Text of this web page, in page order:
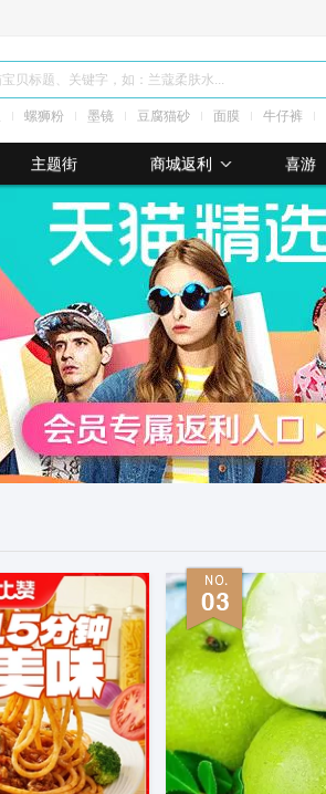
螺狮粉 墨镜 豆腐猫砂 面膜 牛仔裤
主题街 商城返利 喜游
最高返利8% 最高返利4% 最高返利13.00%